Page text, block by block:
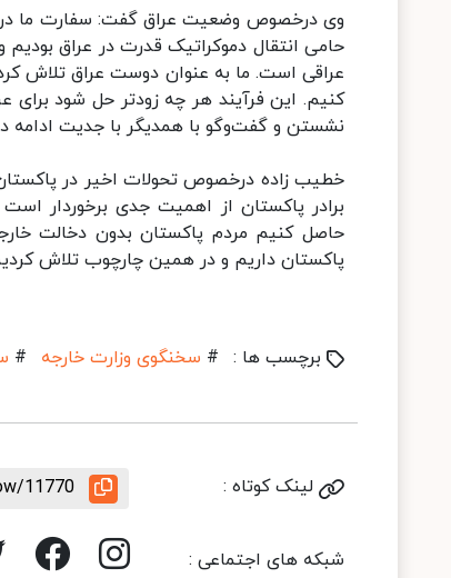
وی درخصوص وضعیت عراق گفت: سفارت ما در
حامی انتقال دموکراتیک قدرت در عراق بودیم
عراقی است. ما به عنوان دوست عراق تلاش
کنیم. این فرآیند هر چه زودتر حل شود
نشستن و گفت‌وگو با همدیگر با جدیت ادامه
خطیب زاده درخصوص تحولات اخیر در
برادر پاکستان از اهمیت جدی برخوردار
حاصل کنیم مردم پاکستان بدون دخالت
پاکستان داریم و در همین چارچوب تلاش
برچسب ها : # سخنگوی وزارت خارجه #
لینک کوتاه : 11770
شبکه های اجتماعی :